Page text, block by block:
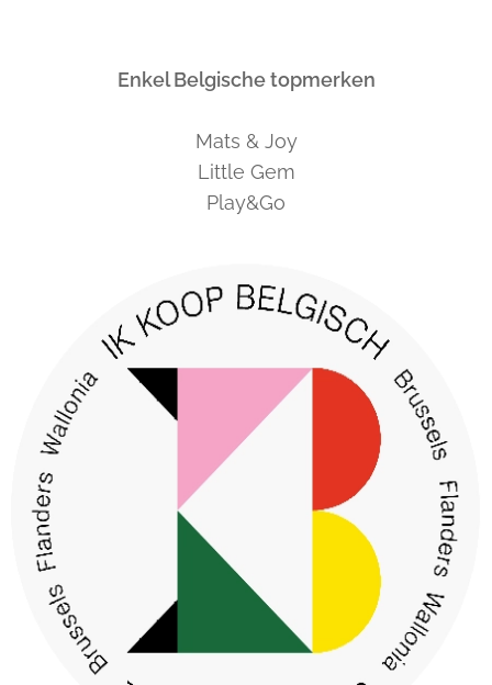
Enkel Belgische topmerken
Mats & Joy
Little Gem
Play&Go